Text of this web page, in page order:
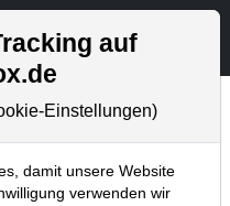
Aktien- und Artikelsuche
auf
Einstellungen)
damit unsere Website
verwenden wir